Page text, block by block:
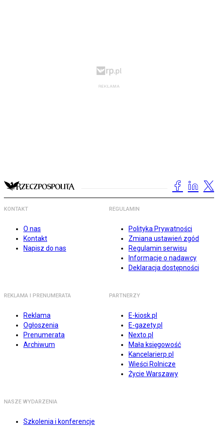
KONTAKT
O nas
Kontakt
Napisz do nas
REGULAMIN
Polityka Prywatności
Zmiana ustawień zgód
Regulamin serwisu
Informacje o nadawcy
Deklaracja dostępności
REKLAMA I PRENUMERATA
Reklama
Ogłoszenia
Prenumerata
Archiwum
PARTNERZY
E-kiosk.pl
E-gazety.pl
Nexto.pl
Mała księgowość
Kancelarierp.pl
Wieści Rolnicze
Życie Warszawy
NASZE WYDARZENIA
Szkolenia i konferencje